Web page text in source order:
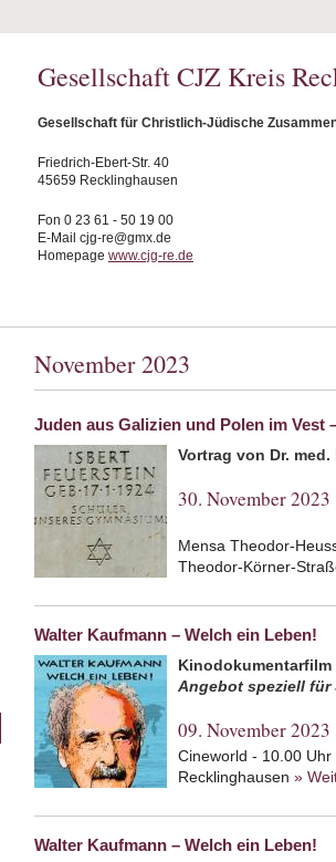
Gesellschaft CJZ Kreis
Gesellschaft für Christlich-Jüdische
Friedrich-Ebert-Str. 40
45659 Recklinghausen
Fon 0 23 61 - 50 19 00
E-Mail cjg-re@gmx.de
Homepage www.cjg-re.de
November 2023
Juden aus Galizien und Polen im Vest
Vortrag von Dr.
30. November 2023
Mensa Theodor-
Theodor-Körner-
Walter Kaufmann – Welch ein Leben!
Kinodokumentarfilm
Angebot speziell für
09. November 2023
Cineworld - 10.00 Uhr
Recklinghausen »
Walter Kaufmann – Welch ein Leben!